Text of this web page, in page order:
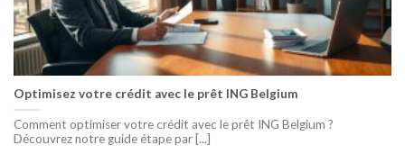
Optimisez votre crédit avec le prêt ING Belgium
Comment optimiser votre crédit avec le prêt ING Belgium ?
Découvrez notre guide étape par [...]